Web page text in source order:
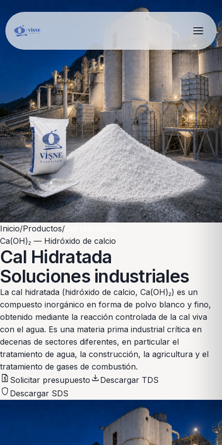
Inicio/Productos/
Ca(OH)₂ — Hidróxido de calcio
Cal Hidratada
Soluciones industriales
La cal hidratada (hidróxido de calcio, Ca(OH)₂) es un
compuesto inorgánico en forma de polvo blanco y fino,
obtenido mediante la reacción controlada de la cal viva
con el agua. Es una materia prima industrial crítica en
decenas de sectores diferentes, en particular el
tratamiento de agua, la construcción, la agricultura y el
tratamiento de gases de combustión.
request_quote Solicitar presupuesto download Descargar TDS
shield Descargar SDS